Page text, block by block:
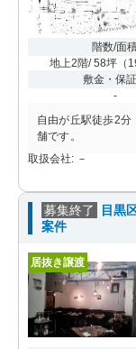
階数/面
地上2階/ 58坪（
敷金・保
-
自由が丘駅徒歩2分
舗です。
取扱会社: －
募集終了
目黒
案件
居抜き譲渡